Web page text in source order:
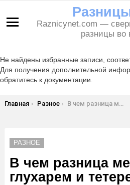
Raznicynet.com —
разницы во
Не найдены избранные записи,
Для получения дополнительной
обратитесь к документации.
Вы здесь:
Главная Разное В чем разница между глухарем и тетеревом?
РАЗНОЕ
В чем разница
глухарем и